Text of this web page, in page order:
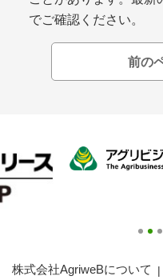
経営ア
コラム・事例集
でご確認ください。
前の
株式会社AgriweBについて